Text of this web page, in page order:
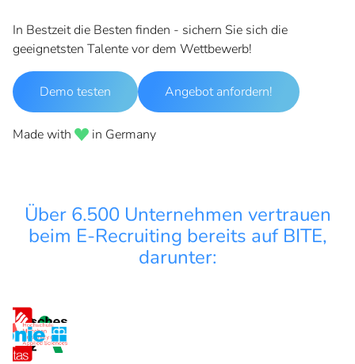
In Bestzeit die Besten finden - sichern Sie sich die
geeignetsten Talente vor dem Wettbewerb!
Demo testen Angebot anfordern!
Made with in Germany
Über 6.500 Unternehmen vertrauen
beim E-Recruiting bereits auf BITE,
darunter: